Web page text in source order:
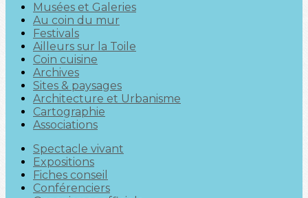
Musées et Galeries
Au coin du mur
Festivals
Ailleurs sur la Toile
Coin cuisine
Archives
Sites & paysages
Architecture et Urbanisme
Cartographie
Associations
Spectacle vivant
Expositions
Fiches conseil
Conférenciers